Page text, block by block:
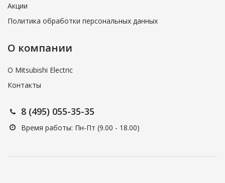
информационные и коммуникационные системы
оборудование для жилых домов
Акции
Политика обработки персональных данных
О компании
О Mitsubishi Electric
Контакты
8 (495) 055-35-35
Время работы: Пн-Пт (9.00 - 18.00)